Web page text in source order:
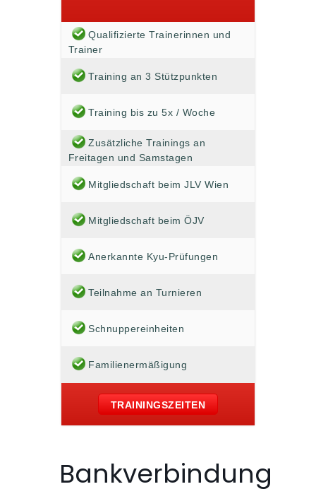
Qualifizierte Trainerinnen und
Trainer
Training an 3 Stützpunkten
Training bis zu 5x / Woche
Zusätzliche Trainings an
Freitagen und Samstagen
Mitgliedschaft beim JLV Wien
Mitgliedschaft beim ÖJV
Anerkannte Kyu-Prüfungen
Teilnahme an Turnieren
Schnuppereinheiten
Familienermäßigung
TRAININGSZEITEN
Bankverbindung